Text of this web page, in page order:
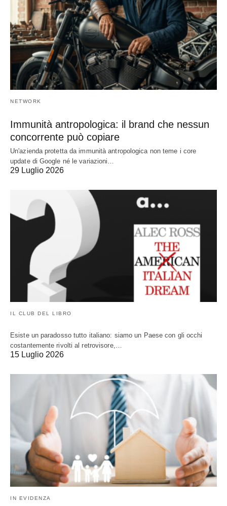
NETWORK
Immunità antropologica: il brand che nessun
concorrente può copiare
Un'azienda protetta da immunità antropologica non teme i core
update di Google né le variazioni…
29 Luglio 2026
IL CLUB DEL LIBRO
Esiste un paradosso tutto italiano: siamo un Paese con gli occhi
costantemente rivolti al retrovisore,…
15 Luglio 2026
IN EVIDENZA